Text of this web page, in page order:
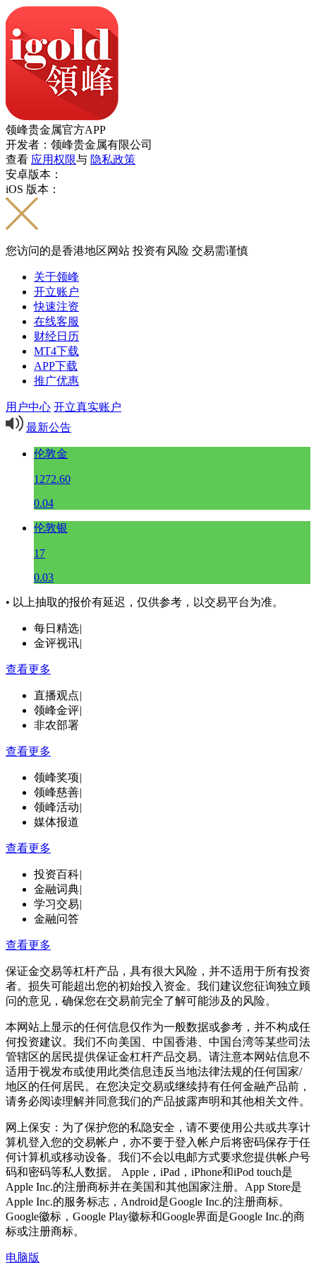
领峰贵金属官方APP
开发者：领峰贵金属有限公司
查看 应用权限与 隐私政策
安卓版本：
iOS 版本：
您访问的是香港地区网站 投资有风险 交易需谨慎
关于领峰
开立账户
快速注资
在线客服
财经日历
MT4下载
APP下载
推广优惠
用户中心 开立真实账户
最新公告
伦敦金
1272.60
0.04
伦敦银
17
0.03
• 以上抽取的报价有延迟，仅供参考，以交易平台为准。
每日精选|
金评视讯|
查看更多
直播观点|
领峰金评|
非农部署
查看更多
领峰奖项|
领峰慈善|
领峰活动|
媒体报道
查看更多
投资百科|
金融词典|
学习交易|
金融问答
查看更多
保证金交易等杠杆产品，具有很大风险，并不适用于所有投资
者。损失可能超出您的初始投入资金。我们建议您征询独立顾
问的意见，确保您在交易前完全了解可能涉及的风险。
本网站上显示的任何信息仅作为一般数据或参考，并不构成任
何投资建议。我们不向美国、中国香港、中国台湾等某些司法
管辖区的居民提供保证金杠杆产品交易。请注意本网站信息不
适用于视发布或使用此类信息违反当地法律法规的任何国家/
地区的任何居民。在您决定交易或继续持有任何金融产品前，
请务必阅读理解并同意我们的产品披露声明和其他相关文件。
网上保安：为了保护您的私隐安全，请不要使用公共或共享计
算机登入您的交易帐户，亦不要于登入帐户后将密码保存于任
何计算机或移动设备。我们不会以电邮方式要求您提供帐户号
码和密码等私人数据。 Apple，iPad，iPhone和iPod touch是
Apple Inc.的注册商标并在美国和其他国家注册。App Store是
Apple Inc.的服务标志，Android是Google Inc.的注册商标。
Google徽标，Google Play徽标和Google界面是Google Inc.的商
标或注册商标。
电脑版